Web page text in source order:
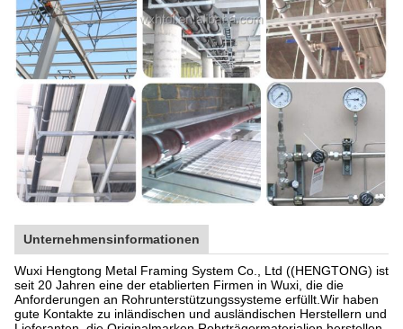
Unternehmensinformationen
Wuxi Hengtong Metal Framing System Co., Ltd ((HENGTONG) ist
seit 20 Jahren eine der etablierten Firmen in Wuxi, die die
Anforderungen an Rohrunterstützungssysteme erfüllt.Wir haben
gute Kontakte zu inländischen und ausländischen Herstellern und